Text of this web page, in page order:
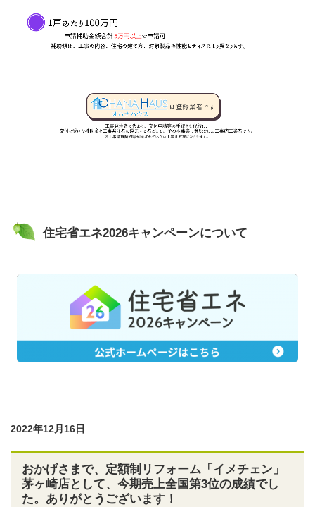
住宅省エネ2026キャンペーンについて
2022年12月16日
おかげさまで、定額制リフォーム「イメチェン」
茅ヶ崎店として、今期売上全国第3位の成績でし
た。ありがとうございます！